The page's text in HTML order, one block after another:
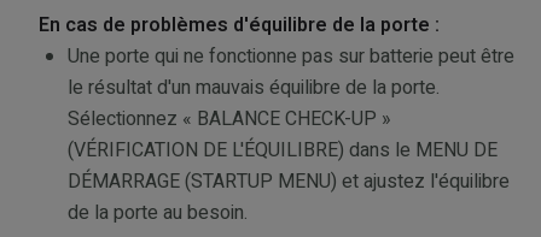
En cas de problèmes d'équilibre de la porte :
Une porte qui ne fonctionne pas sur batterie peut être
le résultat d'un mauvais équilibre de la porte.
Sélectionnez « BALANCE CHECK-UP »
(VÉRIFICATION DE L'ÉQUILIBRE) dans le MENU DE
DÉMARRAGE (STARTUP MENU) et ajustez l'équilibre
de la porte au besoin.